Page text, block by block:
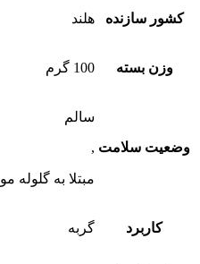
کشور سازنده هلند
وزن بسته 100 گرم
وضعیت سلامت
سالم
,
مبتلا به گلوله مو
کاربرد گربه